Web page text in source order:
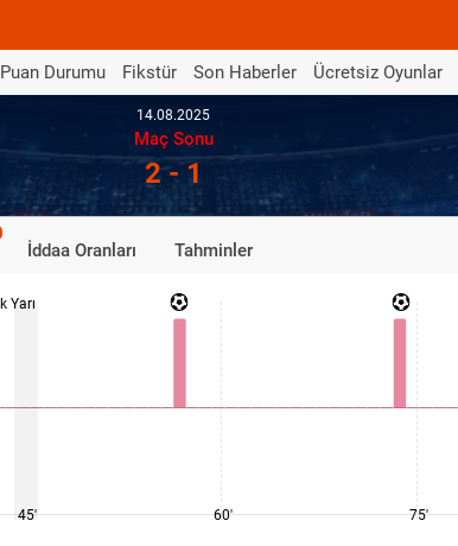
Puan Durumu Fikstür Son Haberler Ücretsiz Oyunlar
14.08.2025
Maç Sonu
2 - 1
İddaa Oranları Tahminler
İlk Yarı
45' 60' 75'